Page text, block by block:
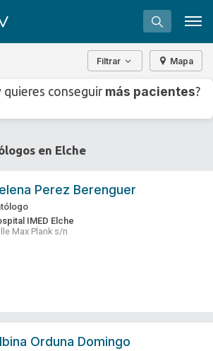
para clínicas
¿Eres un doctor?
Filtrar Mapa
quieres conseguir más pacientes?
en Elche
Perez Berenguer
IMED Elche
Max Plank s/n
Orduna Domingo